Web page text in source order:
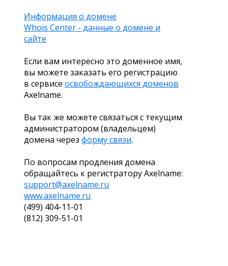
Информация о домене
Whois Center - данные о домене и
сайте
Если вам интересно это доменное имя,
вы можете заказать его регистрацию
в сервисе освобождающихся доменов
Axelname.
Вы так же можете связаться с текущим
администратором (владельцем)
домена через форму связи.
По вопросам продления домена
обращайтесь к регистратору Axelname:
support@axelname.ru
www.axelname.ru
(499) 404-11-01
(812) 309-51-01